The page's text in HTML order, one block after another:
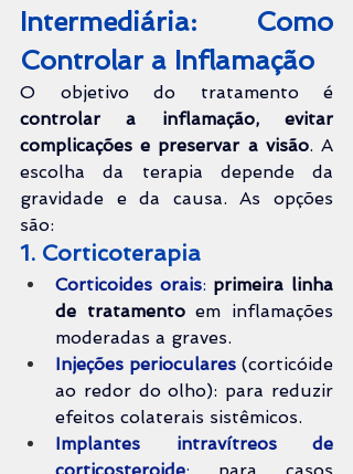
Intermediária: Como
Controlar a Inflamação
controlar a inflamação, evitar
complicações e preservar a visão. A
escolha da terapia depende da
gravidade e da causa. As opções
são:
1. Corticoterapia
Corticoides orais: primeira linha
de tratamento em inflamações
moderadas a graves.
Injeções perioculares (corticóide
ao redor do olho): para reduzir
efeitos colaterais sistêmicos.
Implantes intravítreos de
corticosteroide: para casos